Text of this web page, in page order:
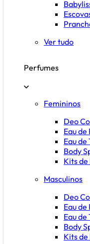
Ver tudo
Perfumes
Femininos
Deo
Eau
Eau de
Body
Kits
Masculinos
Deo
Eau
Eau de
Body
Kits